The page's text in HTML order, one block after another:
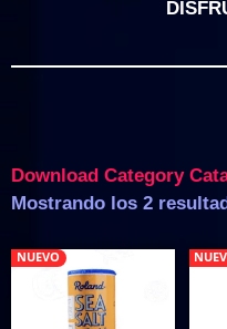
Download Category
Mostrando los 2
NUEVO